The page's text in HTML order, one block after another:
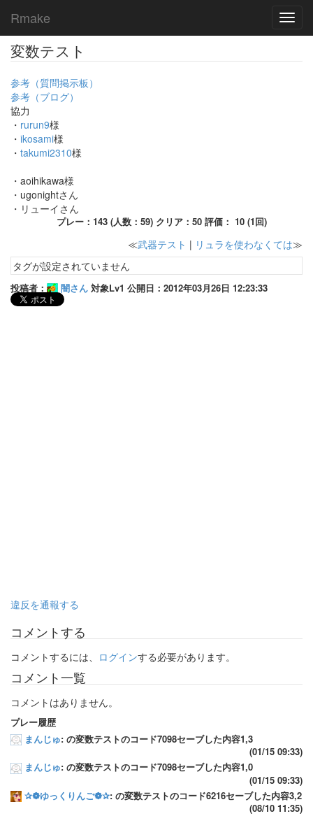
Rmake
変数テスト
参考（質問掲示板）
参考（ブログ）
協力
・ rurun9様
・ ikosami様
・ takumi2310様
・aoihikawa様
・ugonightさん
・リューイさん
プレー：143 (人数：59) クリア：50 評価： 10 (1回)
≪武器テスト | リュラを使わなくては≫
タグが設定されていません
投稿者： 闇さん 対象Lv1 公開日：2012年03月26日 12:23:33
違反を通報する
コメントする
コメントするには、 ログインする必要があります。
コメント一覧
コメントはありません。
プレー履歴
まんじゅ: の変数テストのコード7098セーブした内容1,3
(01/15 09:33)
まんじゅ: の変数テストのコード7098セーブした内容1,0
(01/15 09:33)
✰❁ゆっくりんご❁✰: の変数テストのコード6216セーブした内容3,2
(08/10 11:35)